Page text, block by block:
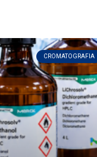
CROMATOGRAFIA